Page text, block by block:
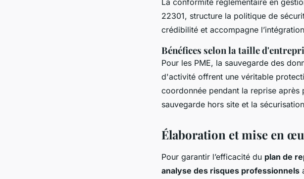
La conformité réglementaire en
22301, structure la politique de
crédibilité et accompagne
Bénéfices selon la taille
Pour les PME, la sauvegarde des
d'activité offrent une véritable
coordonnée pendant la reprise
sauvegarde hors site et la
Élaboration et mise en
Pour garantir l’efficacité du plan de
analyse des risques professionnels